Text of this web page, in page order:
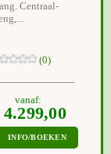
Centraal-
(0)
vanaf:
4.299,00
INFO/BOEKEN